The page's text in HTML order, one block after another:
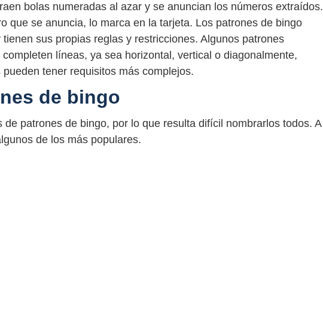
bolas numeradas al azar y se anuncian los números extraídos.
que se anuncia, lo marca en la tarjeta. Los patrones de bingo
sus propias reglas y restricciones. Algunos patrones
líneas, ya sea horizontal, vertical o diagonalmente,
tener requisitos más complejos.
de bingo
de patrones de bingo, por lo que resulta difícil nombrarlos todos. A
de los más populares.